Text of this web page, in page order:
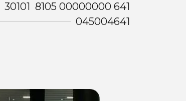
30101 8105 00000000 641
045004641